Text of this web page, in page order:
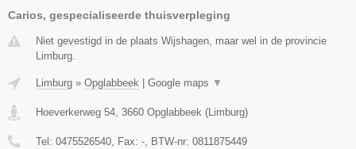
Carios, gespecialiseerde thuisverpleging
Niet gevestigd in de plaats Wijshagen, maar wel in de provincie
Limburg.
Limburg » Opglabbeek Google maps ▼
Hoeverkerweg 54, 3660 Opglabbeek (Limburg)
Tel: 0475526540, Fax: -, BTW-nr: 0811875449